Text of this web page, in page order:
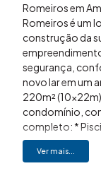
Romeiros em
Romeiros é um
construção da
segurança,
novo lar em um
220m²
condomínio,
completo: *
Espaço
Pista de
Ver mais...